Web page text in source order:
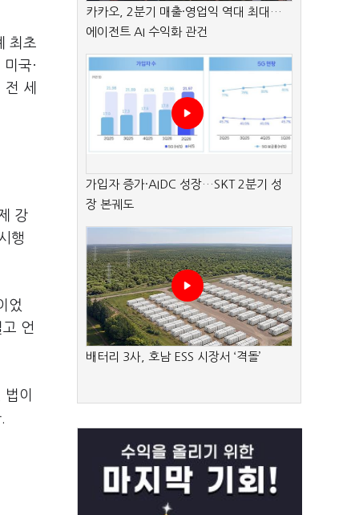
최초
국·
세
강
행
었
언
이
카카오, 2분기 매출·영업익 역대 최대…
에이전트 AI 수익화 관건
가입자 증가·AIDC 성장…SKT 2분기 성
장 본궤도
배터리 3사, 호남 ESS 시장서 ‘격돌’